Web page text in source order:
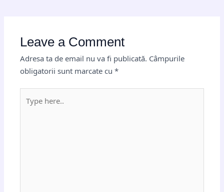
Leave a Comment
Adresa ta de email nu va fi publicată. Câmpurile
obligatorii sunt marcate cu*
here..